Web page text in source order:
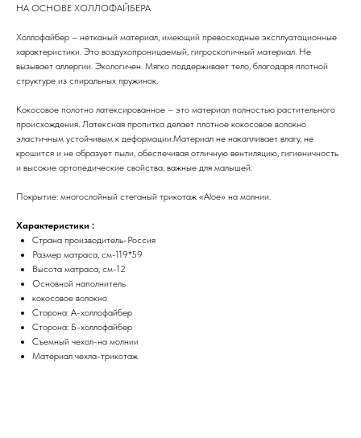
НА ОСНОВЕ ХОЛЛОФАЙБЕРА
Холлофайбер – нетканый материал, имеющий превосходные эксплуатационные
характеристики. Это воздухопроницаемый, гигроскопичный материал. Не
вызывает аллергии. Экологичен. Мягко поддерживает тело, благодаря плотной
структуре из спиральных пружинок.
Кокосовое полотно латексированное – это материал полностью растительного
происхождения. Латексная пропитка делает плотное кокосовое волокно
эластичным устойчивым к деформации.Материал не накапливает влагу, не
крошится и не образует пыли, обеспечивая отличную вентиляцию, гигиеничность
и высокие ортопедические свойства, важные для малышей.
Покрытие: многослойный стеганый трикотаж «Aloe» на молнии.
Характеристики :
Страна производитель-Россия
Размер матраса, см-119*59
Высота матраса, см-12
Основной наполнитель
кокосовое волокно
Сторона: А-холлофайбер
Сторона: Б-холлофайбер
Съемный чехол-на молнии
Материал чехла-трикотаж